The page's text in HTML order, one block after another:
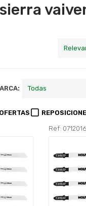
OFERTAS
Ref: